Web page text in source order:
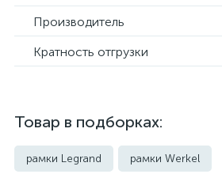
Производитель
Кратность отгрузки
Товар в подборках:
рамки Legrand рамки Werkel